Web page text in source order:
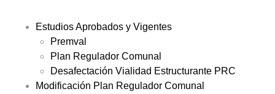
Estudios Aprobados y Vigentes
Premval
Plan Regulador Comunal
Desafectación Vialidad Estructurante PRC
Modificación Plan Regulador Comunal